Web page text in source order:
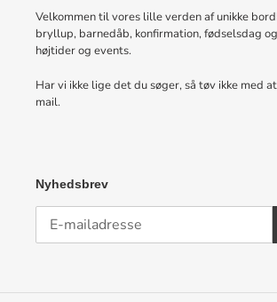
Velkommen til vores lille verden af unikke
bryllup, barnedåb, konfirmation, fødselsdag
højtider og events.
Har vi ikke lige det du søger, så tøv ikke med
mail.
Nyhedsbrev